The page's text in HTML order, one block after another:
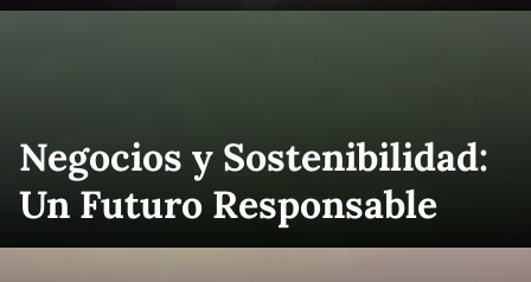
Negocios y Sostenibilidad:
Un Futuro Responsable